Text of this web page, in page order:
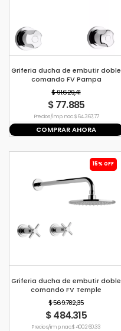
Griferia ducha de embutir doble
comando FV Pampa
$ 91.629,41
$ 77.885
Precio s/imp. nac. $ 64.367,77
COMPRAR AHORA
15% OFF
Griferia ducha de embutir doble
comando FV Temple
$ 569.782,35
$ 484.315
Precio s/imp. nac. $ 400.260,33